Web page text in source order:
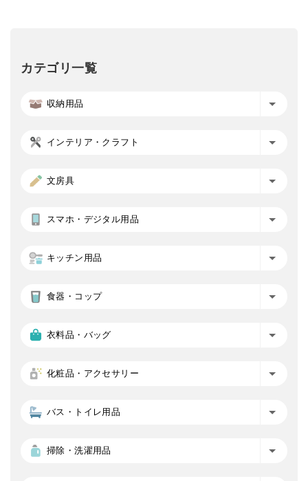
カテゴリ一覧
収納用品
インテリア・クラフト
文房具
スマホ・デジタル用品
キッチン用品
食器・コップ
衣料品・バッグ
化粧品・アクセサリー
バス・トイレ用品
掃除・洗濯用品